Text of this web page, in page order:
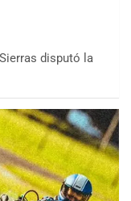
disputó la